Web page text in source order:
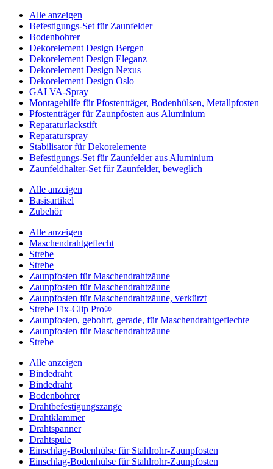
Alle anzeigen
Befestigungs-Set für Zaunfelder
Bodenbohrer
Dekorelement Design Bergen
Dekorelement Design Eleganz
Dekorelement Design Nexus
Dekorelement Design Oslo
GALVA-Spray
Montagehilfe für Pfostenträger, Bodenhülsen, Metallpfosten
Pfostenträger für Zaunpfosten aus Aluminium
Reparaturlackstift
Reparaturspray
Stabilisator für Dekorelemente
Befestigungs-Set für Zaunfelder aus Aluminium
Zaunfeldhalter-Set für Zaunfelder, beweglich
Alle anzeigen
Basisartikel
Zubehör
Alle anzeigen
Maschendrahtgeflecht
Strebe
Strebe
Zaunpfosten für Maschendrahtzäune
Zaunpfosten für Maschendrahtzäune
Zaunpfosten für Maschendrahtzäune, verkürzt
Strebe Fix-Clip Pro®
Zaunpfosten, gebohrt, gerade, für Maschendrahtgeflechte
Zaunpfosten für Maschendrahtzäune
Strebe
Alle anzeigen
Bindedraht
Bindedraht
Bodenbohrer
Drahtbefestigungszange
Drahtklammer
Drahtspanner
Drahtspule
Einschlag-Bodenhülse für Stahlrohr-Zaunpfosten
Einschlag-Bodenhülse für Stahlrohr-Zaunpfosten